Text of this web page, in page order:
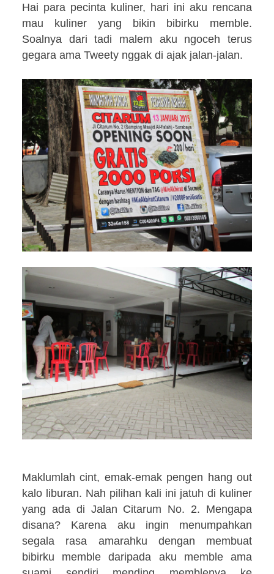
Hai para pecinta kuliner, hari ini aku rencana
mau kuliner yang bikin bibirku memble.
Soalnya dari tadi malem aku ngoceh terus
gegara ama Tweety nggak di ajak jalan-jalan.
Maklumlah cint, emak-emak pengen hang out
kalo liburan. Nah pilihan kali ini jatuh di kuliner
yang ada di Jalan Citarum No. 2. Mengapa
disana? Karena aku ingin menumpahkan
segala rasa amarahku dengan membuat
bibirku memble daripada aku memble ama